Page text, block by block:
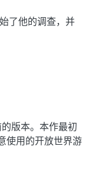
了他的调查，并
版本。本作最初
使用的开放世界游